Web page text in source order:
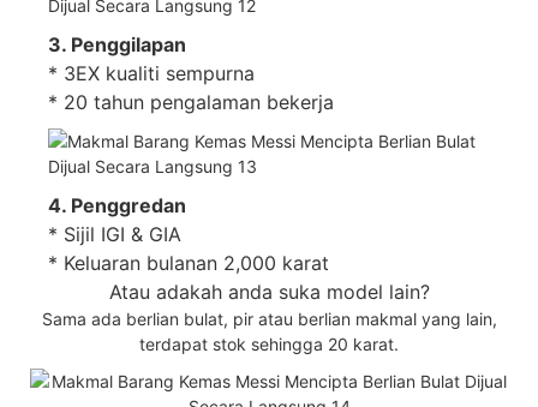
3. Penggilapan
* 3EX kualiti sempurna
* 20 tahun pengalaman bekerja
4. Penggredan
* Sijil IGI & GIA
* Keluaran bulanan 2,000 karat
Atau adakah anda suka model lain?
Sama ada berlian bulat, pir atau berlian makmal yang lain,
terdapat stok sehingga 20 karat.